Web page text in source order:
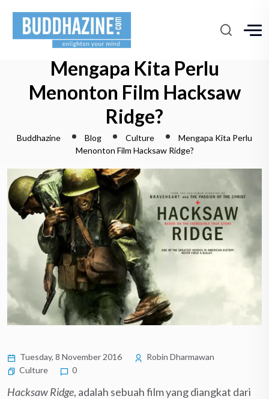
Mengapa Kita Perlu
Menonton Film Hacksaw
Ridge?
Buddhazine Blog Culture
Mengapa Kita Perlu
Menonton Film Hacksaw Ridge?
Tuesday, 8 November 2016
Robin Dharmawan
Culture
0
Hacksaw Ridge, adalah sebuah film yang diangkat dari